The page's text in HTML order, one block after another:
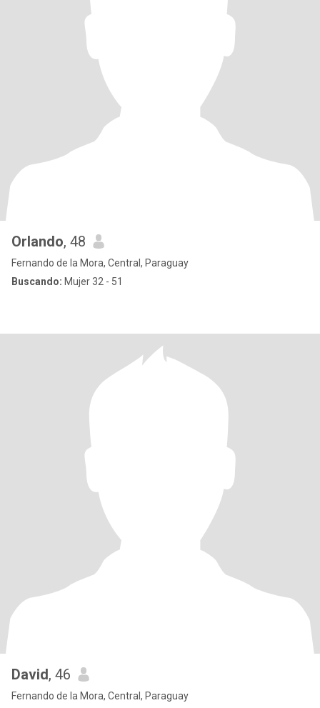
Orlando, 48
Fernando de la Mora, Central, Paraguay
Buscando: Mujer 32 - 51
David, 46
Fernando de la Mora, Central, Paraguay